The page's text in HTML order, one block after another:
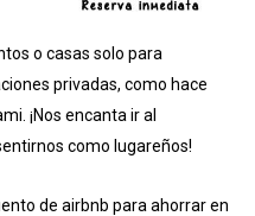
o casas solo para
privadas, como hace
¡Nos encanta ir al
como lugareños!
de airbnb para ahorrar en